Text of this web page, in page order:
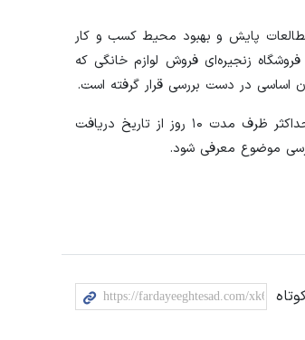
مطالعات پایش و بهبود محیط کسب و کار
زنجیره‌ای فروش لوازم خانگی که
شورای رقابت همچنین از اتحادیه خواسته که در اجرای بند (ب) ذیل ماده (۶۰) قانون، اشعاری مقتضی است حداکثر ظرف مدت ۱۰ روز از تاریخ دریافت
موضوع معرفی شود.